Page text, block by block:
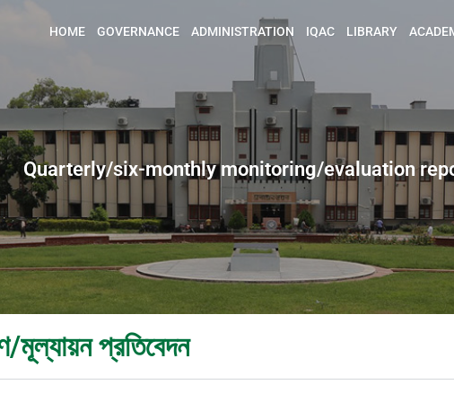
HOME GOVERNANCE ADMINISTRATION IQAC LIBRARY
Quarterly/six-monthly monitoring/evaluation
মূল্যায়ন প্রতিবেদন